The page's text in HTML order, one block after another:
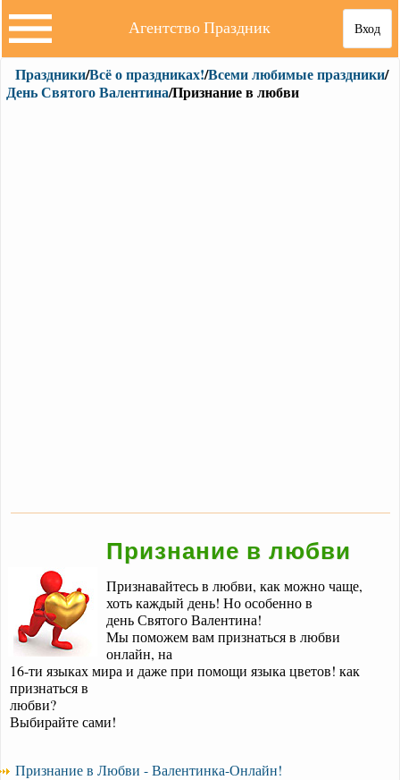
Вход
Агентство Праздник
Праздники/Всё о праздниках!/Всеми любимые праздники/
День Святого Валентина/Признание в любви
Признание в любви
Признавайтесь в любви, как можно чаще,
хоть каждый день! Но особенно в
день Святого Валентина!
Мы поможем вам признаться в любви
онлайн, на
16-ти языках мира и даже при помощи языка цветов! как
признаться в
любви?
Выбирайте сами!
Признание в Любви - Валентинка-Онлайн!